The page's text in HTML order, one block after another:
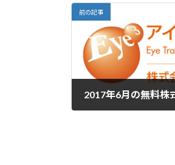
前の記事
2017年6月の無料株